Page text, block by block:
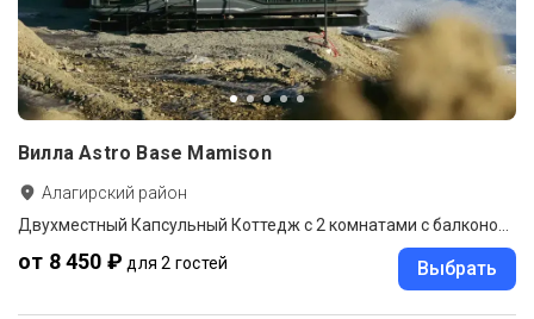
Вилла Astro Base Mamison
Алагирский район
от 8 450 ₽ для 2 гостей Выбрать